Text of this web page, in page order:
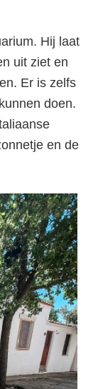
Hij laat
uit ziet en
Er is zelfs
doen.
en de